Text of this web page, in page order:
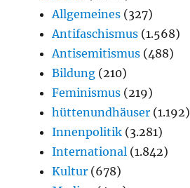
Allgemeines (327)
Antifaschismus (1.568)
Antisemitismus (488)
Bildung (210)
Feminismus (219)
hüttenundhäuser (1.192)
Innenpolitik (3.281)
International (1.842)
Kultur (678)